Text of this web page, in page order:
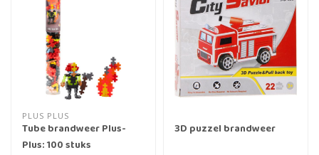
PLUS PLUS
Tube brandweer Plus-
Plus: 100 stuks
3D puzzel brandweer